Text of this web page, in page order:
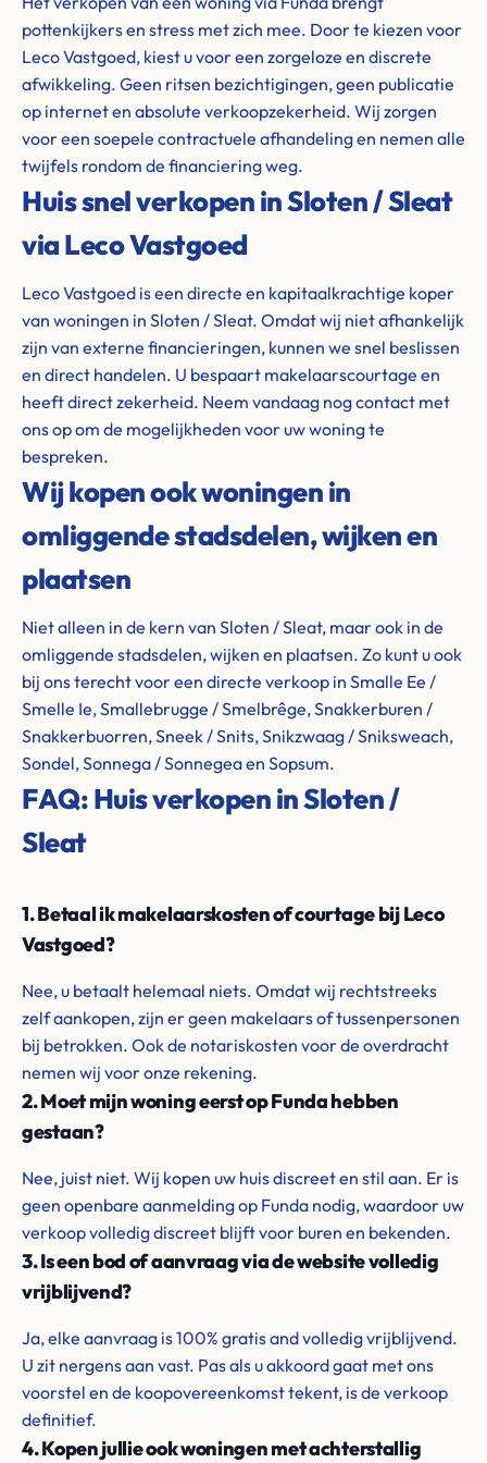
pottenkijkers en stress met zich mee. Door te kiezen voor
Leco Vastgoed, kiest u voor een zorgeloze en discrete
afwikkeling. Geen ritsen bezichtigingen, geen publicatie
op internet en absolute verkoopzekerheid. Wij zorgen
voor een soepele contractuele afhandeling en nemen alle
twijfels rondom de financiering weg.
Huis snel verkopen in Sloten / Sleat
via Leco Vastgoed
Leco Vastgoed is een directe en kapitaalkrachtige koper
van woningen in Sloten / Sleat. Omdat wij niet afhankelijk
zijn van externe financieringen, kunnen we snel beslissen
en direct handelen. U bespaart makelaarscourtage en
heeft direct zekerheid. Neem vandaag nog contact met
ons op om de mogelijkheden voor uw woning te
bespreken.
Wij kopen ook woningen in
omliggende stadsdelen, wijken en
plaatsen
Niet alleen in de kern van Sloten / Sleat, maar ook in de
omliggende stadsdelen, wijken en plaatsen. Zo kunt u ook
bij ons terecht voor een directe verkoop in Smalle Ee /
Smelle Ie, Smallebrugge / Smelbrêge, Snakkerburen /
Snakkerbuorren, Sneek / Snits, Snikzwaag / Sniksweach,
Sondel, Sonnega / Sonnegea en Sopsum.
FAQ: Huis verkopen in Sloten /
Sleat
1. Betaal ik makelaarskosten of courtage bij Leco
Vastgoed?
Nee, u betaalt helemaal niets. Omdat wij rechtstreeks
zelf aankopen, zijn er geen makelaars of tussenpersonen
bij betrokken. Ook de notariskosten voor de overdracht
nemen wij voor onze rekening.
2. Moet mijn woning eerst op Funda hebben
gestaan?
Nee, juist niet. Wij kopen uw huis discreet en stil aan. Er is
geen openbare aanmelding op Funda nodig, waardoor uw
verkoop volledig discreet blijft voor buren en bekenden.
3. Is een bod of aanvraag via de website volledig
vrijblijvend?
Ja, elke aanvraag is 100% gratis and volledig vrijblijvend.
U zit nergens aan vast. Pas als u akkoord gaat met ons
voorstel en de koopovereenkomst tekent, is de verkoop
definitief.
4. Kopen jullie ook woningen met achterstallig